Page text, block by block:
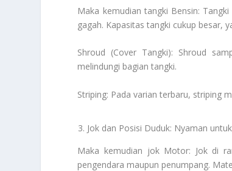
Maka kemudian tangki Bensin:
gagah. Kapasitas tangki cukup besar,
Shroud (Cover Tangki): Shroud
melindungi bagian tangki.
Striping: Pada varian terbaru, striping
Jok dan Posisi Duduk: Nyaman
Maka kemudian jok Motor: Jok di
pengendara maupun penumpang.